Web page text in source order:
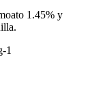
1.45% y